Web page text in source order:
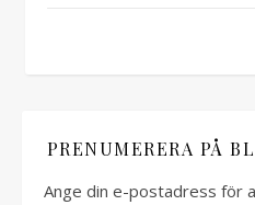
PRENUMERERA PÅ
Ange din e-postadress för